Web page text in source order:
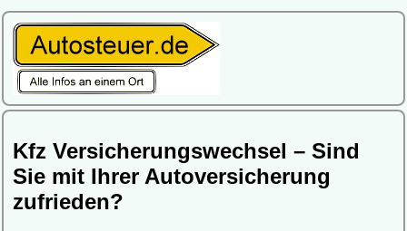
Kfz Versicherungswechsel – Sind
Sie mit Ihrer Autoversicherung
zufrieden?